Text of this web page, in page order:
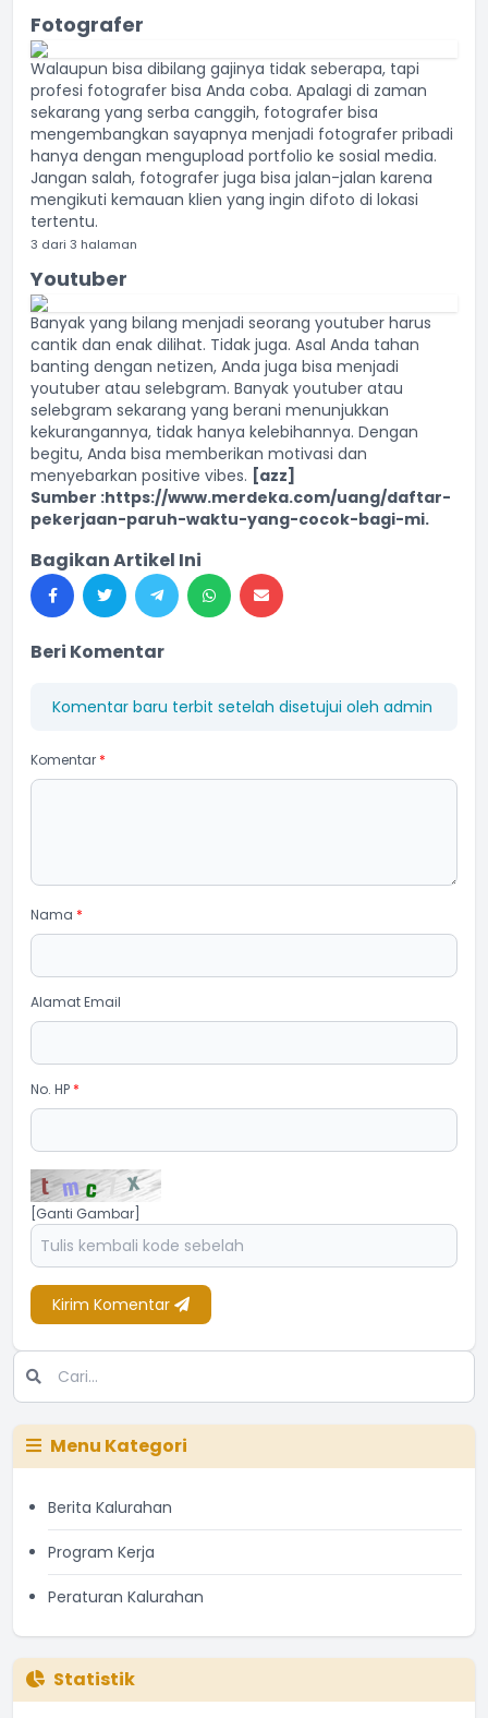
Fotografer
Walaupun bisa dibilang gajinya tidak seberapa, tapi
profesi fotografer bisa Anda coba. Apalagi di zaman
sekarang yang serba canggih, fotografer bisa
mengembangkan sayapnya menjadi fotografer pribadi
hanya dengan mengupload portfolio ke sosial media.
Jangan salah, fotografer juga bisa jalan-jalan karena
mengikuti kemauan klien yang ingin difoto di lokasi
tertentu.
3 dari 3 halaman
Youtuber
Banyak yang bilang menjadi seorang youtuber harus
cantik dan enak dilihat. Tidak juga. Asal Anda tahan
banting dengan netizen, Anda juga bisa menjadi
youtuber atau selebgram. Banyak youtuber atau
selebgram sekarang yang berani menunjukkan
kekurangannya, tidak hanya kelebihannya. Dengan
begitu, Anda bisa memberikan motivasi dan
menyebarkan positive vibes. [azz]
Sumber :https://www.merdeka.com/uang/daftar-
pekerjaan-paruh-waktu-yang-cocok-bagi-mi.
Bagikan Artikel Ini
Beri Komentar
Komentar baru terbit setelah disetujui oleh admin
Komentar *
Nama *
Alamat Email
No. HP *
[Ganti Gambar]
Kirim Komentar
Menu Kategori
Berita Kalurahan
Program Kerja
Peraturan Kalurahan
Statistik